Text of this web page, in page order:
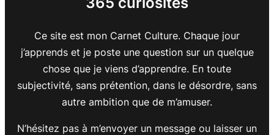
Ce site est mon Carnet Culture. Chaque jour
j’apprends et je poste une question sur un quelque
chose que je viens d’apprendre. En toute
subjectivité, sans prétention, dans le désordre, sans
autre ambition que de m’amuser.
N’hésitez pas à m’envoyer un message ou laisser un